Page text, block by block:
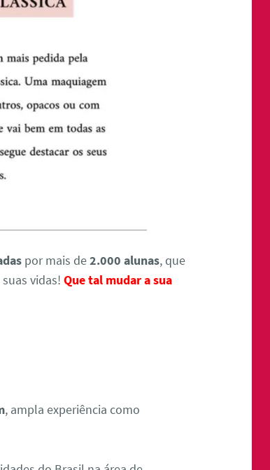
por mais de2.000 alunas, que
suas vidas!Que tal mudar a sua
, ampla experiência como